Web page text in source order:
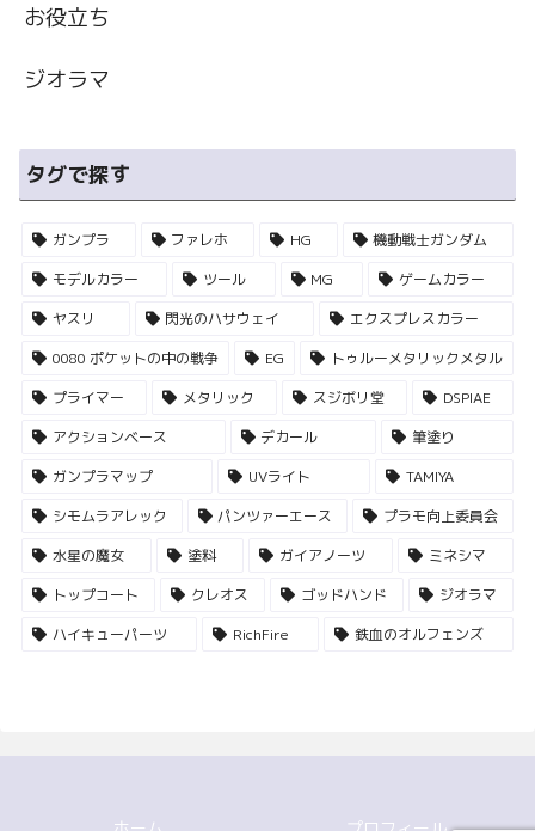
お役立ち
ジオラマ
タグで探す
ガンプラ ファレホ HG
機動戦士ガンダム
モデルカラー
ツール MG
ゲームカラー
ヤスリ
閃光のハサウェイ
エクスプレスカラー
0080 ポケットの中の戦争
EG
トゥルーメタリックメタル
プライマー
メタリック スジボリ堂
DSPIAE
アクションベース
デカール
筆塗り
ガンプラマップ
UVライト
TAMIYA
シモムラアレック
パンツァーエース
プラモ向上委員会
水星の魔女
塗料 ガイアノーツ
ミネシマ
トップコート
クレオス ゴッドハンド
ジオラマ
ハイキューパーツ
RichFire 鉄血のオルフェンズ